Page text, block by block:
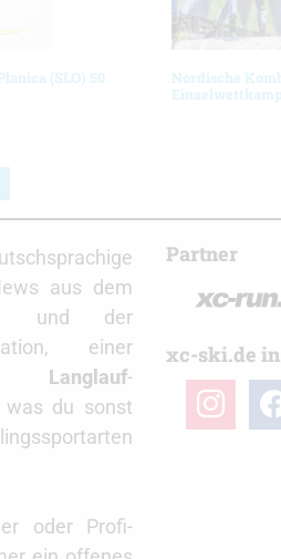
(SLO) 50
Nordische
aus dem
und der
einer
Langlauf-
du sonst
oder Profi-
Partner
xc-ski.de
instagram